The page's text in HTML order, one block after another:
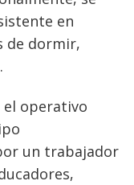
en
de dormir,
el operativo
un trabajador